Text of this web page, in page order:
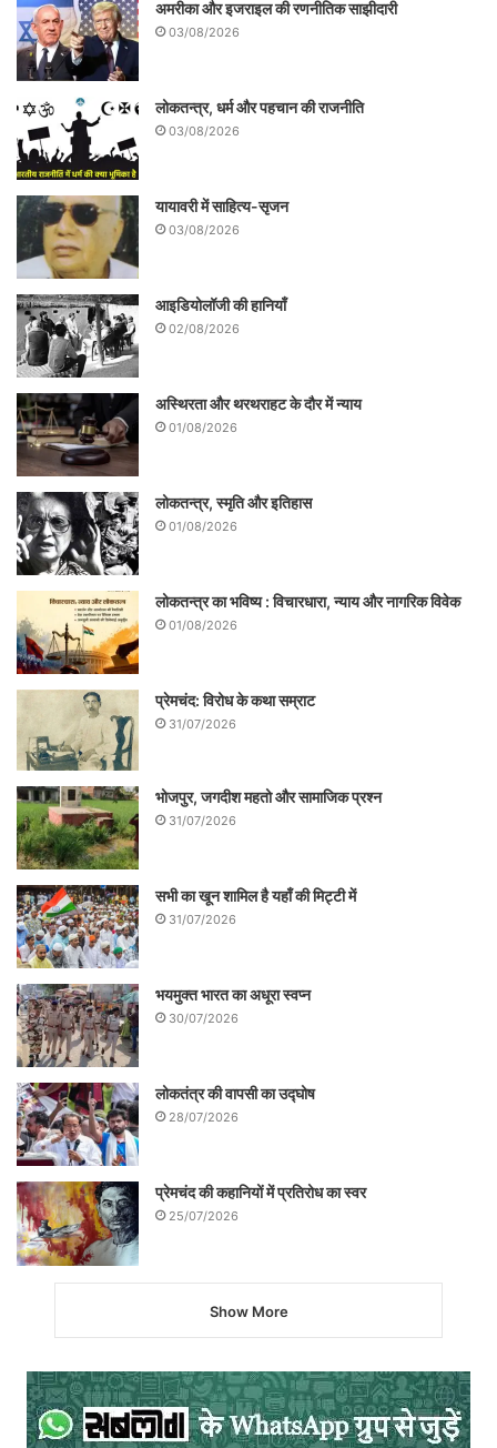
अमरीका और इजराइल की रणनीतिक साझीदारी
03/08/2026
लोकतन्त्र, धर्म और पहचान की राजनीति
03/08/2026
यायावरी में साहित्य-सृजन
03/08/2026
आइडियोलॉजी की हानियाँ
02/08/2026
अस्थिरता और थरथराहट के दौर में न्याय
01/08/2026
लोकतन्त्र, स्मृति और इतिहास
01/08/2026
लोकतन्त्र का भविष्य : विचारधारा, न्याय और नागरिक विवेक
01/08/2026
प्रेमचंद: विरोध के कथा सम्राट
31/07/2026
भोजपुर, जगदीश महतो और सामाजिक प्रश्न
31/07/2026
सभी का खून शामिल है यहाँ की मिट्टी में
31/07/2026
भयमुक्त भारत का अधूरा स्वप्न
30/07/2026
लोकतंत्र की वापसी का उद्घोष
28/07/2026
प्रेमचंद की कहानियों में प्रतिरोध का स्वर
25/07/2026
Show More